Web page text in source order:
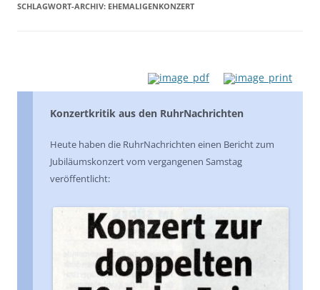
SCHLAGWORT-ARCHIV: EHEMALIGENKONZERT
Konzertkritik aus den RuhrNachrichten
Heute haben die RuhrNachrichten einen Bericht zum
Jubiläumskonzert vom vergangenen Samstag
veröffentlicht: